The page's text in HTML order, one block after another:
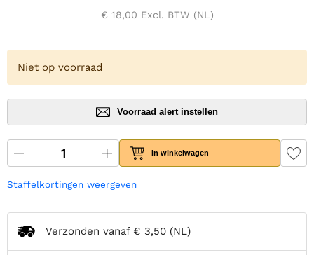
€ 18,00 Excl. BTW (NL)
Niet op voorraad
Voorraad alert instellen
In winkelwagen
Staffelkortingen weergeven
Verzonden vanaf € 3,50 (NL)